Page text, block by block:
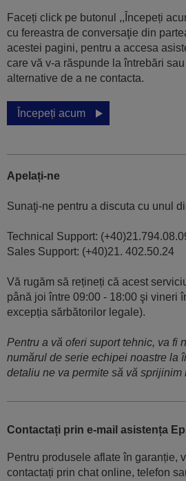
Faceți click pe butonul ,,Începeți
cu fereastra de conversaţie din
acestei pagini, pentru a accesa
care vă v-a răspunde la întrebări
alternative de a ne contacta.
Începeți acum
Apelați-ne
Sunaţi-ne pentru a discuta cu unul
Technical Support:
Sales Support: (+40)21. 402.50.24
Vă rugăm să rețineți că acest
până joi între 09:00 - 18:00 şi vineri
excepția sărbătorilor legale).
Pentru a vă oferi suport tehnic, va fi
numărul de serie echipei noastre la
detaliu ne va permite să vă sprijinim
Contactați prin e-mail asistența
Pentru produsele aflate în garanție,
contactați prin chat online, telefon